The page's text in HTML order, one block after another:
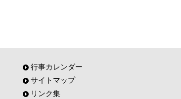
行事カレンダー
サイトマップ
リンク集